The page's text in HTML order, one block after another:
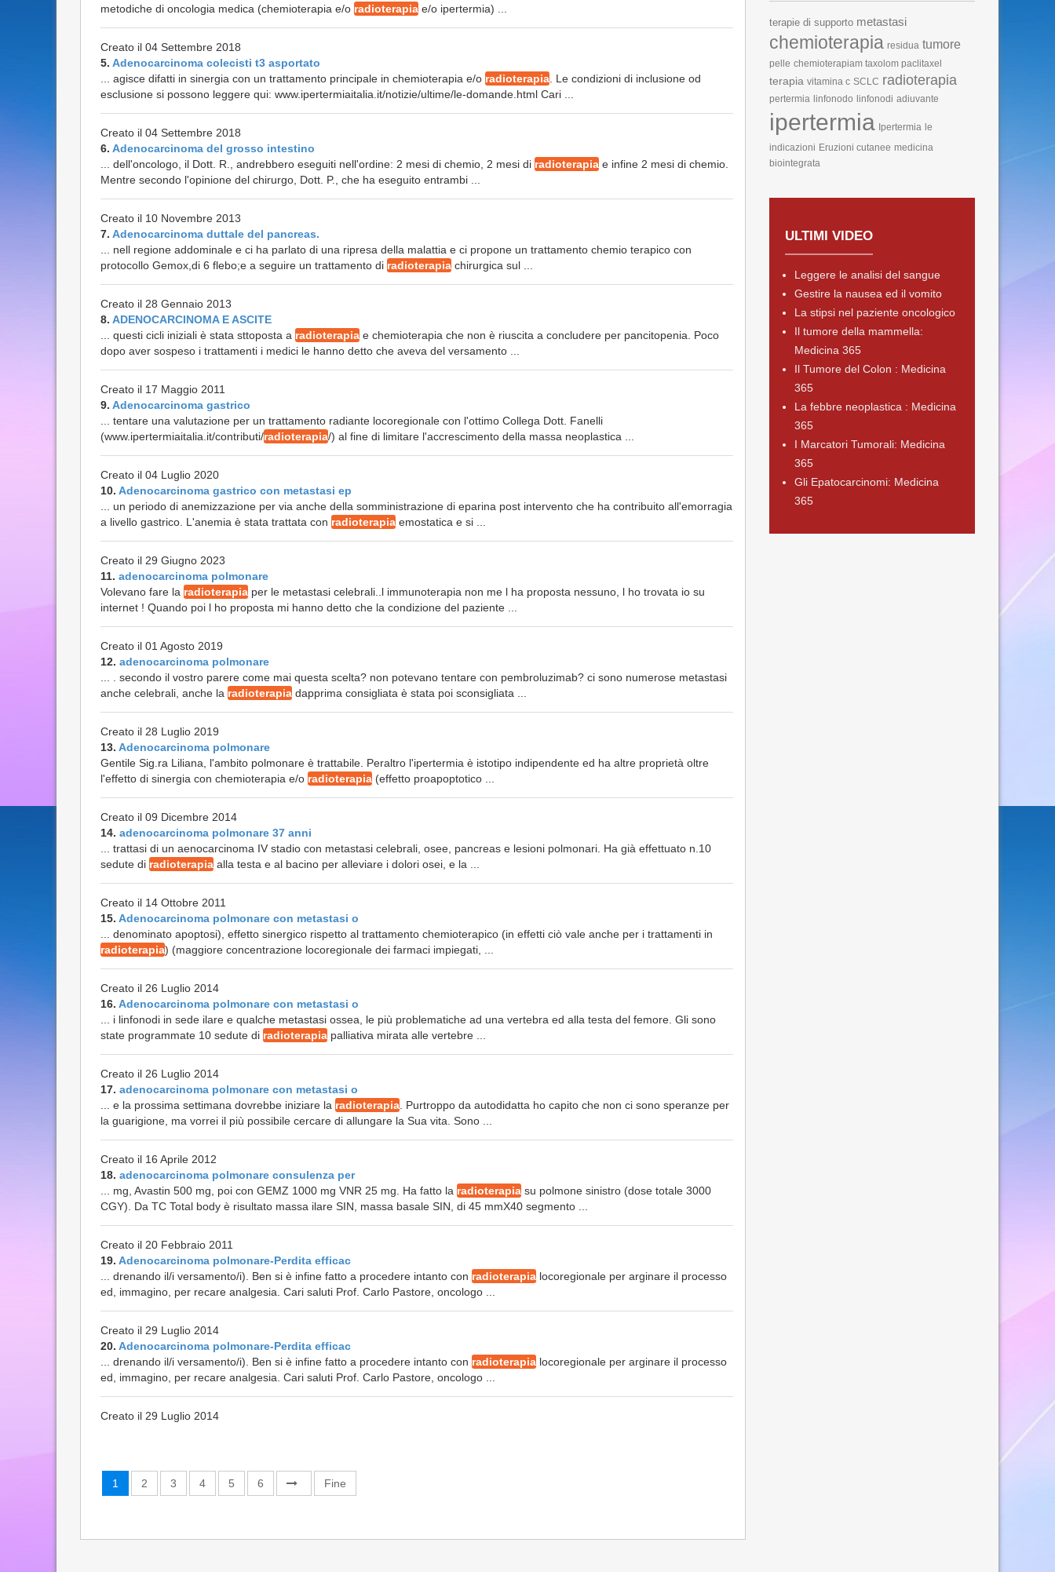
metodiche di oncologia medica (chemioterapia e/o radioterapia e/o ipertermia) ...
Creato il 04 Settembre 2018
5. Adenocarcinoma colecisti t3 asportato
... agisce difatti in sinergia con un trattamento principale in chemioterapia e/o radioterapia . Le condizioni di inclusione od
esclusione si possono leggere qui: www.ipertermiaitalia.it/notizie/ultime/le-domande.html Cari ...
Creato il 04 Settembre 2018
6. Adenocarcinoma del grosso intestino
... dell'oncologo, il Dott. R., andrebbero eseguiti nell'ordine: 2 mesi di chemio, 2 mesi di radioterapia e infine 2 mesi di chemio.
Mentre secondo l'opinione del chirurgo, Dott. P., che ha eseguito entrambi ...
Creato il 10 Novembre 2013
7. Adenocarcinoma duttale del pancreas.
... nell regione addominale e ci ha parlato di una ripresa della malattia e ci propone un trattamento chemio terapico con
protocollo Gemox,di 6 flebo;e a seguire un trattamento di radioterapia chirurgica sul ...
Creato il 28 Gennaio 2013
8. ADENOCARCINOMA E ASCITE
... questi cicli iniziali è stata sttoposta a radioterapia e chemioterapia che non è riuscita a concludere per pancitopenia. Poco
dopo aver sospeso i trattamenti i medici le hanno detto che aveva del versamento ...
Creato il 17 Maggio 2011
9. Adenocarcinoma gastrico
... tentare una valutazione per un trattamento radiante locoregionale con l'ottimo Collega Dott. Fanelli
(www.ipertermiaitalia.it/contributi/radioterapia/) al fine di limitare l'accrescimento della massa neoplastica ...
Creato il 04 Luglio 2020
10. Adenocarcinoma gastrico con metastasi ep
... un periodo di anemizzazione per via anche della somministrazione di eparina post intervento che ha contribuito all'emorragia
a livello gastrico. L'anemia è stata trattata con radioterapia emostatica e si ...
Creato il 29 Giugno 2023
11. adenocarcinoma polmonare
Volevano fare la radioterapia per le metastasi celebrali..l immunoterapia non me l ha proposta nessuno, l ho trovata io su
internet ! Quando poi l ho proposta mi hanno detto che la condizione del paziente ...
Creato il 01 Agosto 2019
12. adenocarcinoma polmonare
... . secondo il vostro parere come mai questa scelta? non potevano tentare con pembroluzimab? ci sono numerose metastasi
anche celebrali, anche la radioterapia dapprima consigliata è stata poi sconsigliata ...
Creato il 28 Luglio 2019
13. Adenocarcinoma polmonare
Gentile Sig.ra Liliana, l'ambito polmonare è trattabile. Peraltro l'ipertermia è istotipo indipendente ed ha altre proprietà oltre
l'effetto di sinergia con chemioterapia e/o radioterapia (effetto proapoptotico ...
Creato il 09 Dicembre 2014
14. adenocarcinoma polmonare 37 anni
... trattasi di un aenocarcinoma IV stadio con metastasi celebrali, osee, pancreas e lesioni polmonari. Ha già effettuato n.10
sedute di radioterapia alla testa e al bacino per alleviare i dolori osei, e la ...
Creato il 14 Ottobre 2011
15. Adenocarcinoma polmonare con metastasi o
... denominato apoptosi), effetto sinergico rispetto al trattamento chemioterapico (in effetti ciò vale anche per i trattamenti in
radioterapia) (maggiore concentrazione locoregionale dei farmaci impiegati, ...
Creato il 26 Luglio 2014
16. Adenocarcinoma polmonare con metastasi o
... i linfonodi in sede ilare e qualche metastasi ossea, le più problematiche ad una vertebra ed alla testa del femore. Gli sono
state programmate 10 sedute di radioterapia palliativa mirata alle vertebre ...
Creato il 26 Luglio 2014
17. adenocarcinoma polmonare con metastasi o
... e la prossima settimana dovrebbe iniziare la radioterapia . Purtroppo da autodidatta ho capito che non ci sono speranze per
la guarigione, ma vorrei il più possibile cercare di allungare la Sua vita. Sono ...
Creato il 16 Aprile 2012
18. adenocarcinoma polmonare consulenza per
... mg, Avastin 500 mg, poi con GEMZ 1000 mg VNR 25 mg. Ha fatto la radioterapia su polmone sinistro (dose totale 3000
CGY). Da TC Total body è risultato massa ilare SIN, massa basale SIN, di 45 mmX40 segmento ...
Creato il 20 Febbraio 2011
19. Adenocarcinoma polmonare-Perdita efficac
... drenando il/i versamento/i). Ben si è infine fatto a procedere intanto con radioterapia locoregionale per arginare il processo
ed, immagino, per recare analgesia. Cari saluti Prof. Carlo Pastore, oncologo ...
Creato il 29 Luglio 2014
20. Adenocarcinoma polmonare-Perdita efficac
... drenando il/i versamento/i). Ben si è infine fatto a procedere intanto con radioterapia locoregionale per arginare il processo
ed, immagino, per recare analgesia. Cari saluti Prof. Carlo Pastore, oncologo ...
Creato il 29 Luglio 2014
1 2 3 4 5 6 Fine
terapie di supporto metastasi
chemioterapia residua tumore
pelle chemioterapiam taxolom paclitaxel
terapia vitamina c SCLC radioterapia
pertermia linfonodo linfonodi adiuvante
ipertermia Ipertermia le
indicazioni Eruzioni cutanee medicina
biointegrata
ULTIMI VIDEO
Leggere le analisi del sangue
Gestire la nausea ed il vomito
La stipsi nel paziente oncologico
Il tumore della mammella:
Medicina 365
Il Tumore del Colon : Medicina
365
La febbre neoplastica : Medicina
365
I Marcatori Tumorali: Medicina
365
Gli Epatocarcinomi: Medicina
365